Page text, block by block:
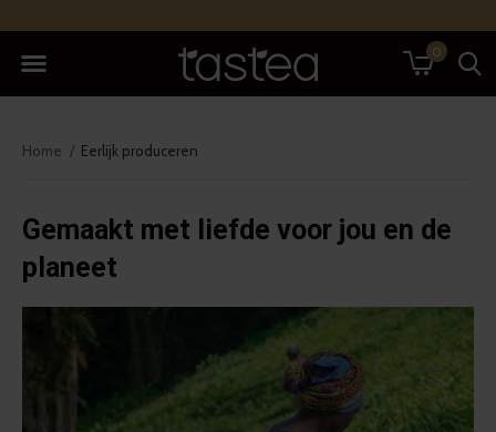
0
Home Eerlijk produceren
Gemaakt met liefde voor jou en de
planeet